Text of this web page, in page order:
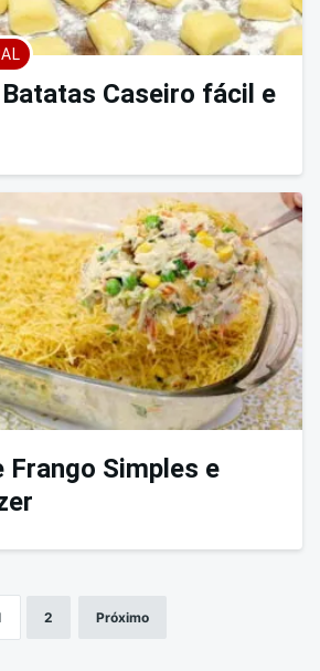
Caseiro fácil e
Frango Simples e
2 Próximo